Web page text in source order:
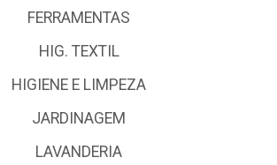
FERRAMENTAS
HIG. TEXTIL
HIGIENE E LIMPEZA
JARDINAGEM
LAVANDERIA